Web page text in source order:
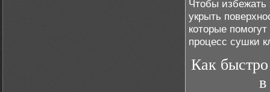
Чтобы избежать
укрыть
которые
процесс сушки
Как